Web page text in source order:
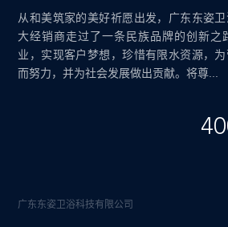
从和美筑家的美好祈愿出发，广东东姿
大经销商走过了一条民族品牌的创新之
业，实现客户梦想，珍惜有限水资源，
而努力，并为社会发展做出贡献。将尊...
广东东姿卫浴科技有限公司